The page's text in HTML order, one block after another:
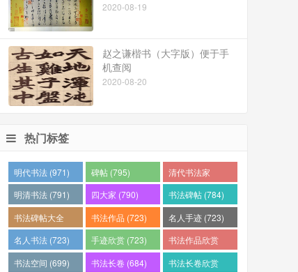
2020-08-19
赵之谦楷书（大字版）便于手
机查阅
2020-08-20
热门标签
明代书法 (971) 碑帖 (795)
清代书法家
(794)
明清书法 (791) 四大家 (790)
书法碑帖 (784)
书法碑帖大全
(784)
书法作品 (723)
名人手迹 (723)
名人书法 (723)
手迹欣赏 (723)
书法作品欣赏
(710)
书法空间 (699) 书法长卷 (684)
书法长卷欣赏